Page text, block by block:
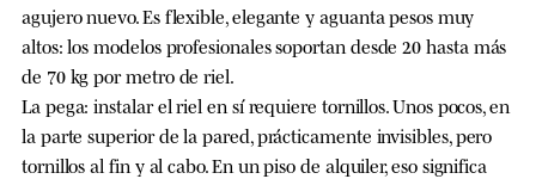
agujero nuevo. Es flexible, elegante y aguanta pesos muy
altos: los modelos profesionales soportan desde 20 hasta más
de 70 kg por metro de riel.
La pega: instalar el riel en sí requiere tornillos. Unos pocos, en
la parte superior de la pared, prácticamente invisibles, pero
tornillos al fin y al cabo. En un piso de alquiler, eso significa